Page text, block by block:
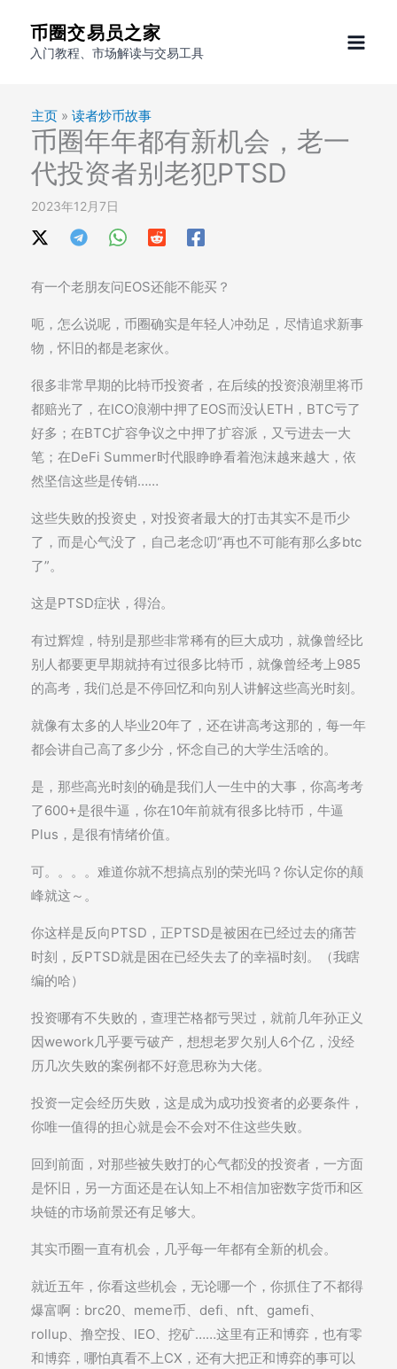
币圈交易员之家
入门教程、市场解读与交易工具
主页 » 读者炒币故事
币圈年年都有新机会，老一
代投资者别老犯PTSD
2023年12月7日
有一个老朋友问EOS还能不能买？
呃，怎么说呢，币圈确实是年轻人冲劲足，尽情追求新事
物，怀旧的都是老家伙。
很多非常早期的比特币投资者，在后续的投资浪潮里将币
都赔光了，在ICO浪潮中押了EOS而没认ETH，BTC亏了
好多；在BTC扩容争议之中押了扩容派，又亏进去一大
笔；在DeFi Summer时代眼睁睁看着泡沫越来越大，依
然坚信这些是传销……
这些失败的投资史，对投资者最大的打击其实不是币少
了，而是心气没了，自己老念叨“再也不可能有那么多btc
了”。
这是PTSD症状，得治。
有过辉煌，特别是那些非常稀有的巨大成功，就像曾经比
别人都要更早期就持有过很多比特币，就像曾经考上985
的高考，我们总是不停回忆和向别人讲解这些高光时刻。
就像有太多的人毕业20年了，还在讲高考这那的，每一年
都会讲自己高了多少分，怀念自己的大学生活啥的。
是，那些高光时刻的确是我们人一生中的大事，你高考考
了600+是很牛逼，你在10年前就有很多比特币，牛逼
Plus，是很有情绪价值。
可。。。。难道你就不想搞点别的荣光吗？你认定你的颠
峰就这～。
你这样是反向PTSD，正PTSD是被困在已经过去的痛苦
时刻，反PTSD就是困在已经失去了的幸福时刻。（我瞎
编的哈）
投资哪有不失败的，查理芒格都亏哭过，就前几年孙正义
因wework几乎要亏破产，想想老罗欠别人6个亿，没经
历几次失败的案例都不好意思称为大佬。
投资一定会经历失败，这是成为成功投资者的必要条件，
你唯一值得的担心就是会不会对不住这些失败。
回到前面，对那些被失败打的心气都没的投资者，一方面
是怀旧，另一方面还是在认知上不相信加密数字货币和区
块链的市场前景还有足够大。
其实币圈一直有机会，几乎每一年都有全新的机会。
就近五年，你看这些机会，无论哪一个，你抓住了不都得
爆富啊：brc20、meme币、defi、nft、gamefi、
rollup、撸空投、IEO、挖矿……这里有正和博弈，也有零
和博弈，哪怕真看不上CX，还有大把正和博弈的事可以